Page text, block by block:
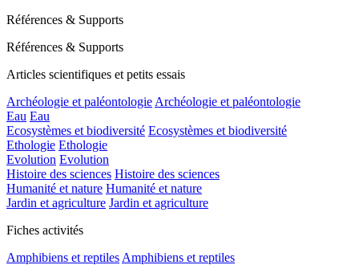
Références & Supports
Références & Supports
Articles scientifiques et petits essais
Archéologie et paléontologie Archéologie et paléontologie
Eau Eau
Ecosystèmes et biodiversité Ecosystèmes et biodiversité
Ethologie Ethologie
Evolution Evolution
Histoire des sciences Histoire des sciences
Humanité et nature Humanité et nature
Jardin et agriculture Jardin et agriculture
Fiches activités
Amphibiens et reptiles Amphibiens et reptiles